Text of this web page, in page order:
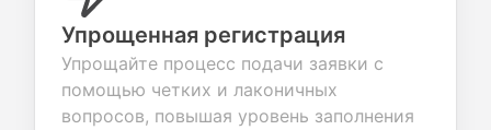
Упрощенная регистрация
Упрощайте процесс подачи заявки с
помощью четких и лаконичных
вопросов, повышая уровень заполнения